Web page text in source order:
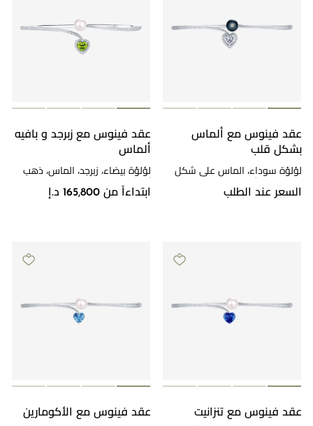
عقد فينوس مع ألماس
بشكل قلب
لؤلؤة سوداء، الماس على شكل
قلب، ذهب أبيض
السعر عند الطلب
عقد فينوس مع زبرجد و بافيه
ألماس
لؤلؤة بيضاء، زبرجد، الماس، ذهب
أبيض
ابتداءاً من 165,800 د.إ
عقد فينوس مع تنزانيت عقد فينوس مع الأكومارين